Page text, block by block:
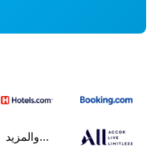
...والمزيد